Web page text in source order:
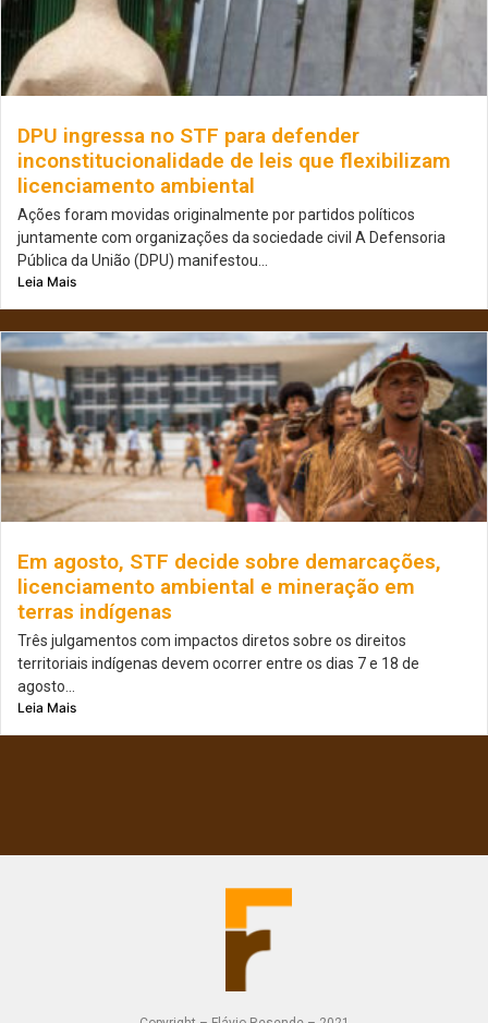
DPU ingressa no STF para defender
inconstitucionalidade de leis que flexibilizam
licenciamento ambiental
Ações foram movidas originalmente por partidos políticos
juntamente com organizações da sociedade civil A Defensoria
Pública da União (DPU) manifestou...
Leia Mais
Em agosto, STF decide sobre demarcações,
licenciamento ambiental e mineração em
terras indígenas
Três julgamentos com impactos diretos sobre os direitos
territoriais indígenas devem ocorrer entre os dias 7 e 18 de
agosto...
Leia Mais